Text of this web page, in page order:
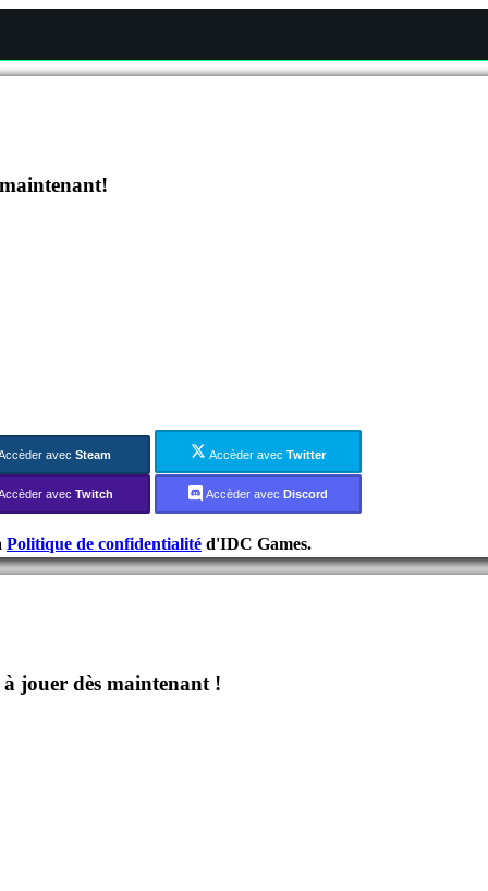
avec Steam Accèder avecTwitter
avec Twitch Accèder avec Discord
Politique de confidentialité d'IDC Games.
jouer dès maintenant !